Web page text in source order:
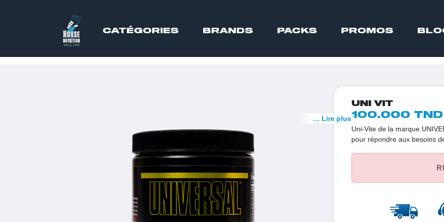
CATÉGORIES BRANDS PACKS PROMOS
UNI VIT
100.000 TND
Uni-Vite de la marque
pour répondre aux besoins
et une vitalité optimales.
résultats significatifs et
… Lire plus